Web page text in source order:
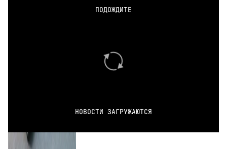
ПОДОЖДИТЕ
НОВОСТИ ЗАГРУЖАЮТСЯ